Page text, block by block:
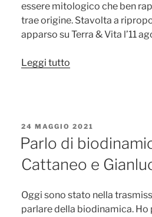
essere mitologico che ben
trae origine. Stavolta a
apparso su Terra & Vita l’11
Leggi tutto
dialogo
continua…
con
soliti
equivoci”
PUBBLICATO
IL
24 MAGGIO 2021
Parlo di
Cattaneo e
Oggi sono stato nella
parlare della biodinamica.